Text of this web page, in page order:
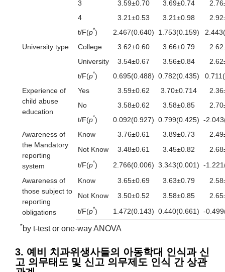
3
3.59±0.70 3.69±0.74
4
3.21±0.53 3.21±0.98
t/F(p*) 2.467(0.640) 1.753(0.159)
University type
College 3.62±0.60 3.66±0.79
University
3.54±0.67 3.56±0.84
t/F(p*) 0.695(0.488) 0.782(0.435)
Experience of
child abuse
education
Yes 3.59±0.62 3.70±0.714
No
3.58±0.62 3.58±0.85
t/F(p*) 0.092(0.927) 0.799(0.425) -
Awareness of
the Mandatory
reporting
system
Know 3.76±0.61 3.89±0.73
Not Know
3.48±0.61 3.45±0.82
t/F(p*) 2.766(0.006) 3.343(0.001) -
Awareness of
those subject to
reporting
obligations
Know 3.65±0.69 3.63±0.79
Not Know
3.50±0.52 3.58±0.85
t/F(p*) 1.472(0.143) 0.440(0.661) -
*by t-test or one-way ANOVA
3. 예비 치과위생사들의 아동학대 인식과 신
고 의무태도 및 신고 의무제도 인식 간 상관